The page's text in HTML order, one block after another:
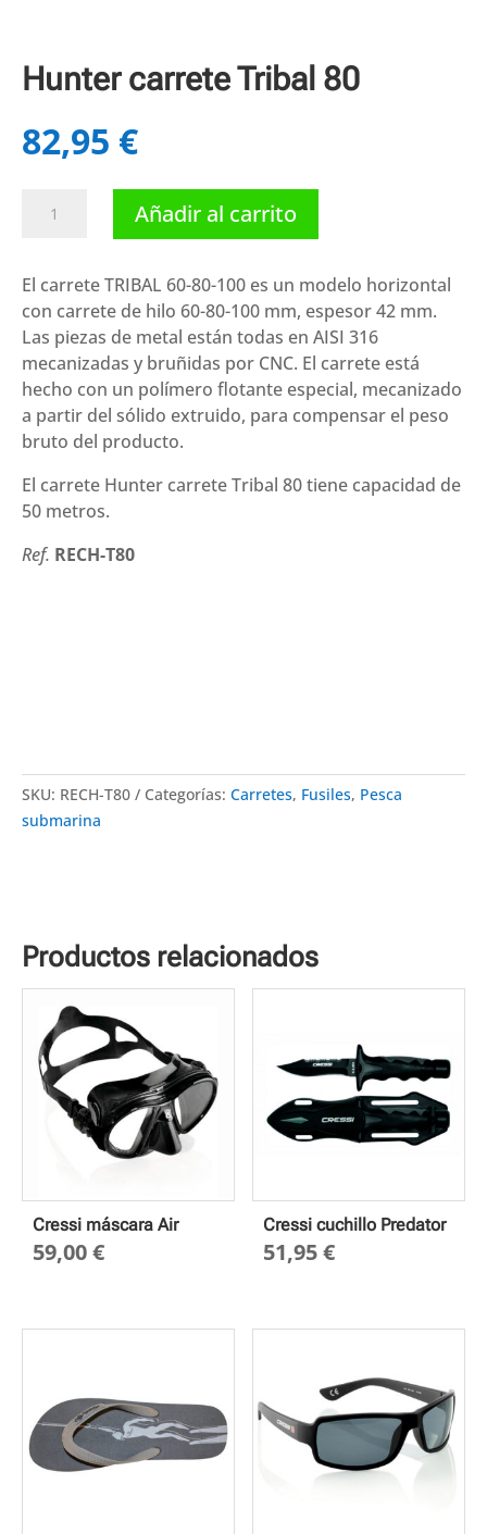
Hunter carrete Tribal 80
82,95 €
carrete
80
cantidad
Añadir al carrito
El carrete TRIBAL 60-80-100 es un modelo horizontal
con carrete de hilo 60-80-100 mm, espesor 42 mm.
Las piezas de metal están todas en AISI 316
mecanizadas y bruñidas por CNC. El carrete está
hecho con un polímero flotante especial, mecanizado
a partir del sólido extruido, para compensar el peso
bruto del producto.
El carrete Hunter carrete Tribal 80 tiene capacidad de
50 metros.
Ref. RECH-T80
SKU: RECH-T80 Categorías: Carretes, Fusiles, Pesca
submarina
Productos relacionados
Cressi máscara Air
59,00€
Cressi cuchillo Predator
51,95€